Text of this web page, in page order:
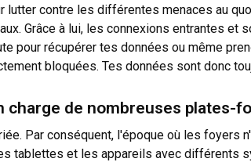
contre les différentes menaces au
Grâce à lui, les connexions entrantes et
pour récupérer tes données ou même
bloquées. Tes données sont donc
charge de nombreuses plates-
Par conséquent, l'époque où les foyers
tablettes et les appareils avec différents